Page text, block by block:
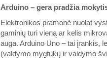
Arduino – gera pradžia
Elektronikos pramonė nuolat
gaminių turi vieną ar kelis
auga. Arduino Uno – tai įrankis,
(valdymo mygtukų ir valdymo